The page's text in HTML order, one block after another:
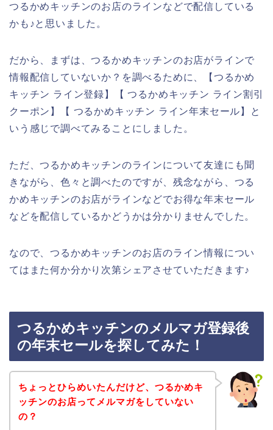
つるかめキッチンのお店のラインなどで配信している
かも♪と思いました。
だから、まずは、つるかめキッチンのお店がラインで
情報配信していないか？を調べるために、【つるかめ
キッチン ライン登録】【 つるかめキッチン ライン割引
クーポン】【 つるかめキッチン ライン年末セール】と
いう感じで調べてみることにしました。
ただ、つるかめキッチンのラインについて友達にも聞
きながら、色々と調べたのですが、残念ながら、つる
かめキッチンのお店がラインなどでお得な年末セール
などを配信しているかどうかは分かりませんでした。
なので、つるかめキッチンのお店のライン情報につい
てはまた何か分かり次第シェアさせていただきます♪
つるかめキッチンのメルマガ登録後
の年末セールを探してみた！
ちょっとひらめいたんだけど、つるかめキ
ッチンのお店ってメルマガをしていない
の？